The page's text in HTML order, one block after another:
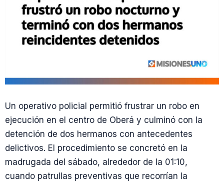
Un operativo policial permitió frustrar un robo en
ejecución en el centro de Oberá y culminó con la
detención de dos hermanos con antecedentes
delictivos. El procedimiento se concretó en la
madrugada del sábado, alrededor de la 01:10,
cuando patrullas preventivas que recorrían la